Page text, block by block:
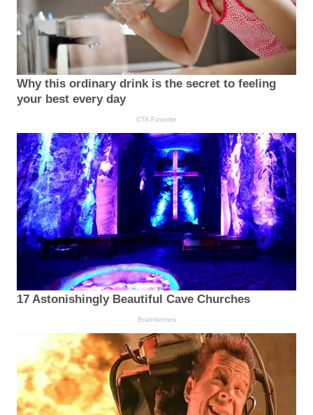
Why this ordinary drink is the secret to feeling
your best every day
CTA Favorite
17 Astonishingly Beautiful Cave Churches
Brainberries